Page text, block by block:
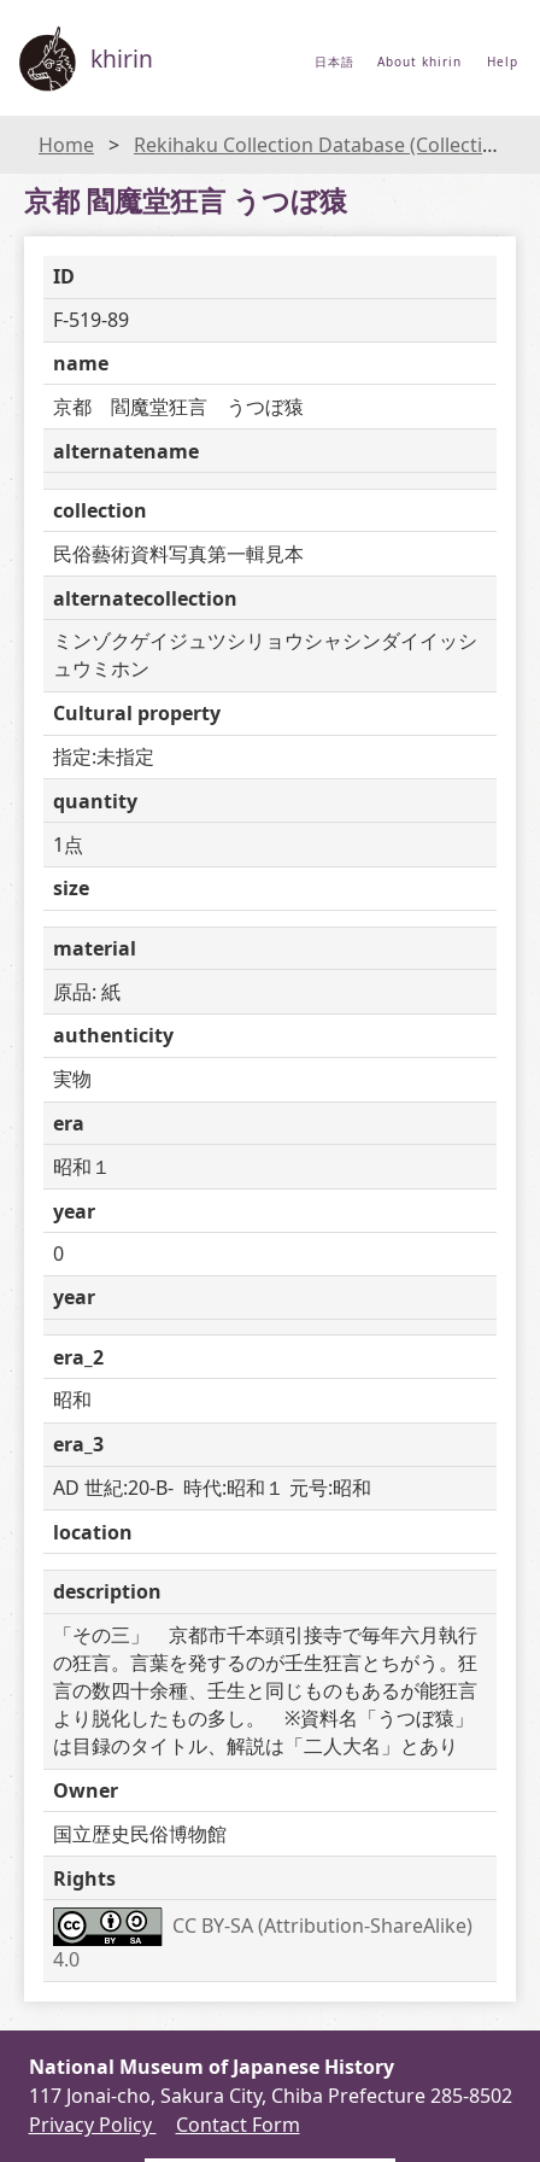
khirin 日本語 About khirin Help
Home Rekihaku Collection Database (Collections Database of the National Museum of Japanese History)
京都 閻魔堂狂言 うつぼ猿
ID
F-519-89
name
京都　閻魔堂狂言　うつぼ猿
alternatename
collection
民俗藝術資料写真第一輯見本
alternatecollection
ミンゾクゲイジュツシリョウシャシンダイイッシ
ュウミホン
Cultural property
指定:未指定
quantity
1点
size
material
原品: 紙
authenticity
実物
era
昭和１
year
0
year
era_2
昭和
era_3
AD 世紀:20-B-  時代:昭和１ 元号:昭和
location
description
「その三」　京都市千本頭引接寺で毎年六月執行
の狂言。言葉を発するのが壬生狂言とちがう。狂
言の数四十余種、壬生と同じものもあるが能狂言
より脱化したもの多し。　※資料名「うつぼ猿」
は目録のタイトル、解説は「二人大名」とあり
Owner
国立歴史民俗博物館
Rights
CC BY-SA (Attribution-ShareAlike)
4.0
National Museum of Japanese History
117 Jonai-cho, Sakura City, Chiba Prefecture 285-8502
Privacy Policy
Contact Form